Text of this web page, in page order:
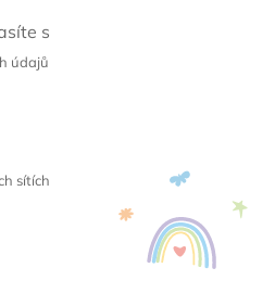
s
údajů
sítích